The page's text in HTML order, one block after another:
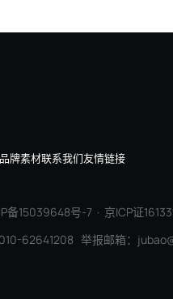
品牌素材联系我们友情链接
备15039648号-7 · 京ICP证
62641208 举报邮箱：